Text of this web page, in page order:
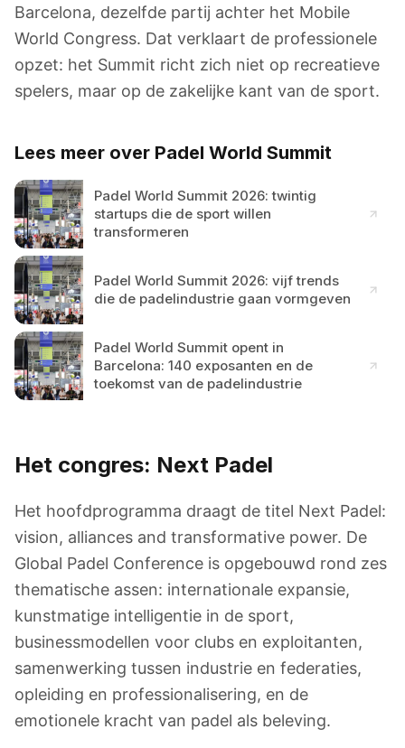
Barcelona, dezelfde partij achter het Mobile
World Congress. Dat verklaart de professionele
opzet: het Summit richt zich niet op recreatieve
spelers, maar op de zakelijke kant van de sport.
Lees meer over Padel World Summit
Padel World Summit 2026: twintig
startups die de sport willen
transformeren
Padel World Summit 2026: vijf trends
die de padelindustrie gaan vormgeven
Padel World Summit opent in
Barcelona: 140 exposanten en de
toekomst van de padelindustrie
Het congres: Next Padel
Het hoofdprogramma draagt de titel Next Padel:
vision, alliances and transformative power. De
Global Padel Conference is opgebouwd rond zes
thematische assen: internationale expansie,
kunstmatige intelligentie in de sport,
businessmodellen voor clubs en exploitanten,
samenwerking tussen industrie en federaties,
opleiding en professionalisering, en de
emotionele kracht van padel als beleving.